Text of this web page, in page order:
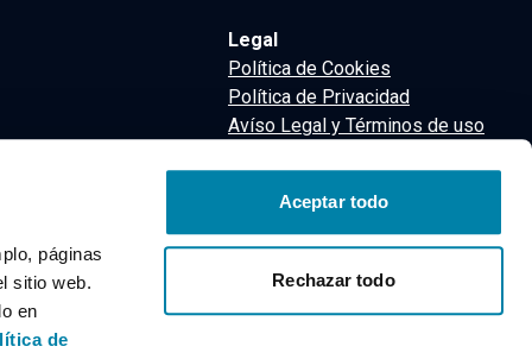
páginas
sitio web.
en
de
Aceptar todo
Rechazar todo
Legal
Política de Cookies
Política de Privacidad
Avíso Legal y Términos de uso